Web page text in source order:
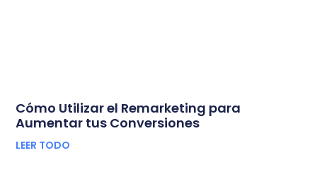
Cómo Utilizar el Remarketing para
Aumentar tus Conversiones
LEER TODO